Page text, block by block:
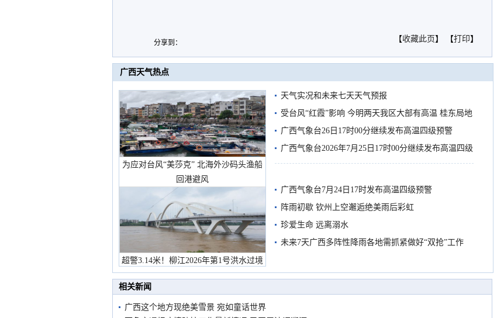
分享到： 【收藏此页 】 【打印】
广西天气热点
为应对台风“美莎克” 北海外沙码头渔船
回港避风
超警3.14米！柳江2026年第1号洪水过境
市民在堤岸见证汛况
天气实况和未来七天天气预报
受台风“红霞”影响 今明两天我区大部有高温 桂东局地
有较强降雨
广西气象台26日17时00分继续发布高温四级预警
广西气象台2026年7月25日17时00分继续发布高温四级
预警
广西气象台7月24日17时发布高温四级预警
阵雨初歇 钦州上空邂逅绝美雨后彩虹
珍爱生命 远离溺水
未来7天广西多阵性降雨各地需抓紧做好“双抢”工作
相关新闻
广西这个地方现绝美雪景 宛如童话世界